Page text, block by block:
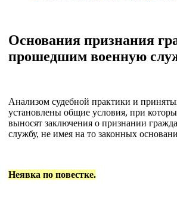
Основания признания
прошедшим военную
Анализом судебной практики и
установлены общие условия, при
выносят заключения о признании
службу, не имея на то законных
Неявка по повестке.